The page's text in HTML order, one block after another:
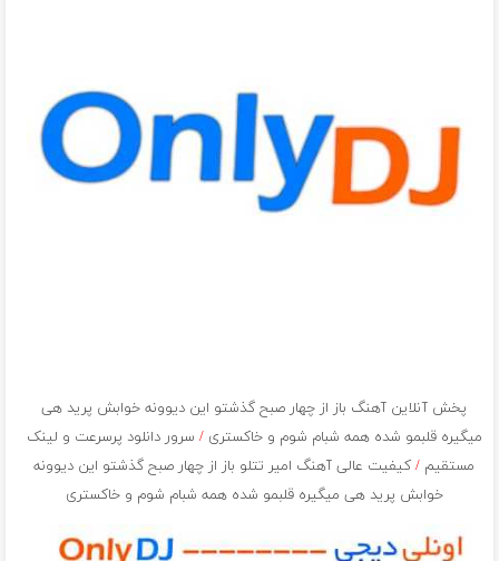
پخش آنلاین آهنگ باز از چهار صبح گذشتو این دیوونه خوابش پرید هی
میگیره قلبمو شده همه شبام شوم و خاکستری/ سرور دانلود پرسرعت و لینک
مستقیم /کیفیت عالی آهنگ امیر تتلو باز از چهار صبح گذشتو این دیوونه
خوابش پرید هی میگیره قلبمو شده همه شبام شوم و خاکستری